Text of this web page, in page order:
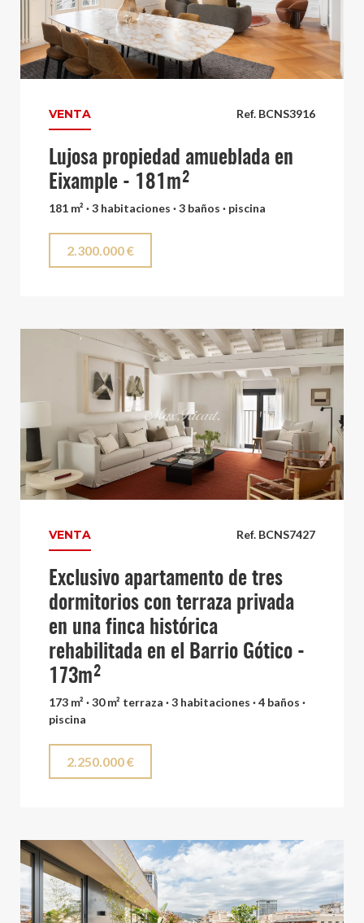
Ref. BCNS3916
VENTA
Lujosa propiedad amueblada en
Eixample - 181m²
181 m² · 3 habitaciones · 3 baños · piscina
2.300.000 €
Ref. BCNS7427
VENTA
Exclusivo apartamento de tres
dormitorios con terraza privada
en una finca histórica
rehabilitada en el Barrio Gótico -
173m²
173 m² · 30 m² terraza · 3 habitaciones · 4 baños ·
piscina
2.250.000 €